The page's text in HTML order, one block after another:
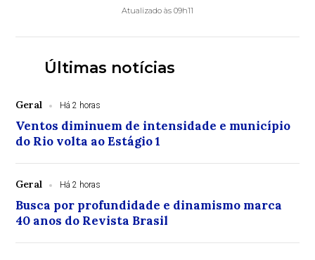
Atualizado às 09h11
Últimas notícias
Geral Há 2 horas
Ventos diminuem de intensidade e município
do Rio volta ao Estágio 1
Geral Há 2 horas
Busca por profundidade e dinamismo marca
40 anos do Revista Brasil